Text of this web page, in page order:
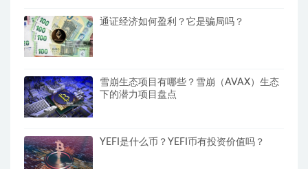
通证经济如何盈利？它是骗局吗？
雪崩生态项目有哪些？雪崩（AVAX）生态
下的潜力项目盘点
YEFI是什么币？YEFI币有投资价值吗？